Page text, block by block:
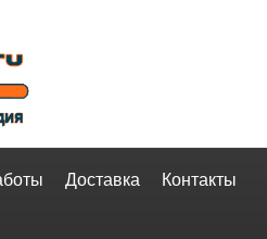
Доставка Контакты